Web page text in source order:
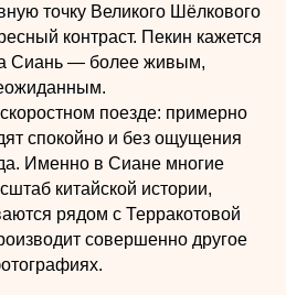
точку Великого Шёлкового
контраст. Пекин кажется
Сиань — более живым,
поезде: примерно
спокойно и без ощущения
Именно в Сиане многие
китайской истории,
рядом с Терракотовой
совершенно другое